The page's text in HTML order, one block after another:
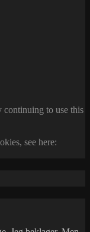
continuing to use this
see here: